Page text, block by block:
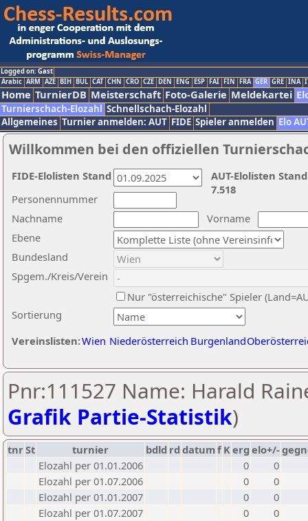
Logged on: Gast
Arabic ARM AZE BIH BUL CAT CHN CRO CZE DEN ENG ESP FAI FIN FRA GER GRE INA
Home TurnierDB Meisterschaft Foto-Galerie Meldekartei
Turnierschach-Elozahl Schnellschach-Elozahl
Allgemeines Turnier anmelden: AUT FIDE Spieler anmelden Elo
Willkommen bei den offiziellen
Nachname
Vorname
Ebene
Sortierung
Personennummer
Bundesland
Spgem./Kreis/Verein
Nur "österreichische" Spieler
Vereinslisten:Wien Niederösterreich Burgenland
AUT-Elolisten
7.518
FIDE-Elolisten Stand
Pnr:111527 Name: Harald
Grafik Partie-Statistik)
tnrSt turnier bdld rd datumf Kerg elo+/-
Elozahl per 01.01.2006
0
0
Elozahl per 01.07.2006
0
0
Elozahl per 01.01.2007
0
0
Elozahl per 01.07.2007
0
0